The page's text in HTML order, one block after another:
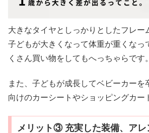
大きなタイヤとしっかりとしたフレー
子どもが大きくなって体重が重くなっ
くさん買い物をしてもへっちゃらです。
また、子どもが成長してベビーカーを
向けのカーシートやショッピングカー
メリット③ 充実した装備、アレ